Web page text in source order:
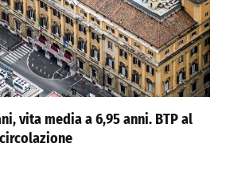
vita media a 6,95 anni. BTP al